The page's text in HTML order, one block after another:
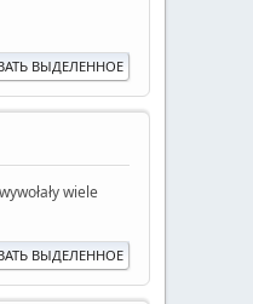
ВЫДЕЛЕННОЕ
wiele
ВЫДЕЛЕННОЕ